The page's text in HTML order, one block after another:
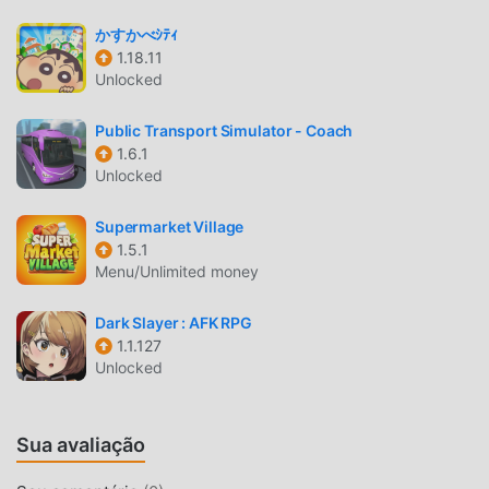
baixar jogos apk gratuitos. Além de oferecer as últimas
versões doManage Factory1.5.0gratuitamente, Modroid
também oferece Free mod gratuitamente, te ajudando a
focar em aproveitar a diversão trazida pelo jogo. Moddroid
promete que nenhum mod do Manage Factoryirá cobrar
nenhuma tarifa dos usuários, além de ser 100% seguro e
gratuito para instalar. Baixe o moddroid client para baixar e
instalar o Manage Factory 1.5.0 com um clique. O que você
está esperando? Baixe o moddroid e jogue!
JOGABILIDADE ÚNICA
Manage Factory é um jogo popular de simulation . Sua
jogabilidade única tem atraído um grande número de fãs
simulation , noManage Factory, você apenas precisa ir ao
tutorial para iniciante para que você possa iniciar
かすかべｼﾃｨ
1.18.11
Unlocked
Public Transport Simulator - Coach
1.6.1
Unlocked
Supermarket Village
1.5.1
Menu/Unlimited money
Dark Slayer : AFK RPG
1.1.127
Unlocked
Sua avaliação